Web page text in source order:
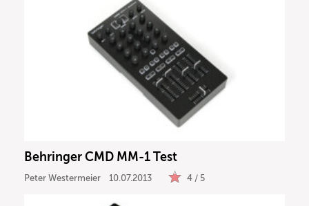
Behringer CMD MM-1 Test
Peter Westermeier 10.07.2013 4 / 5